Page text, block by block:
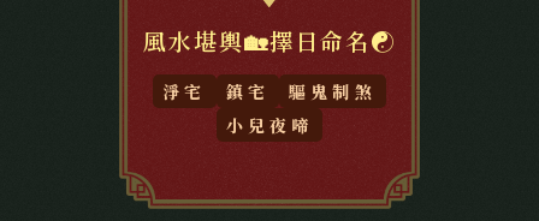
風水堪輿🏡擇日命名☯️
淨宅 鎮宅
驅鬼制煞
小兒夜啼